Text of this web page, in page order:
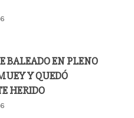
BALEADO EN PLENO
Y QUEDÓ
HERIDO